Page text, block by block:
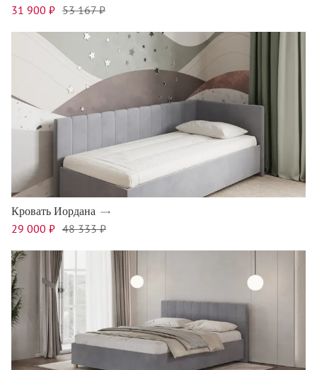
31 900 ₽ 53 167 ₽
Кровать Иордана
29 000 ₽ 48 333 ₽